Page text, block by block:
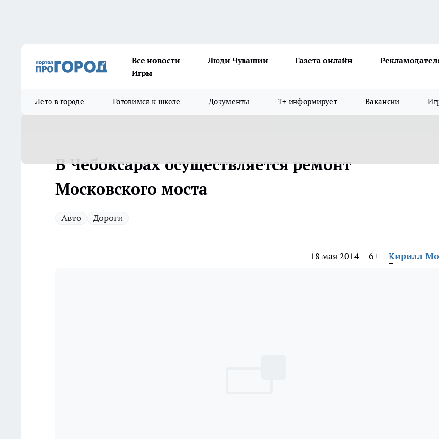
Все новости Люди Чувашии Газета онлайн
Игры
Лето в городе Готовимся к школе Документы Т+ информирует Вакансии
В Чебоксарах осуществляется ремонт
Московского моста
Авто Дороги
18 мая 2014 6+ Кирилл